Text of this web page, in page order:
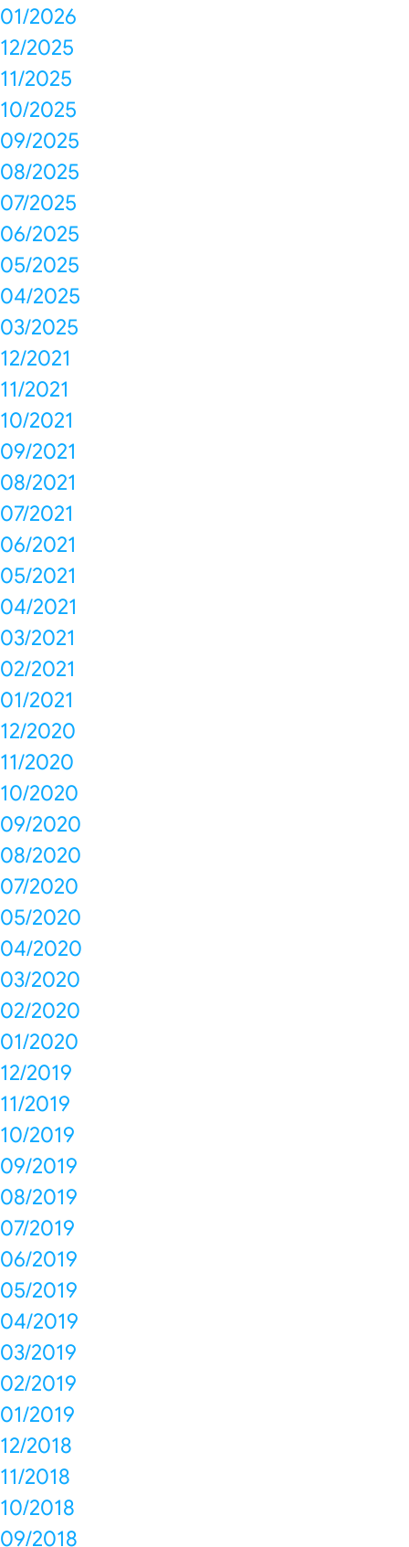
01/2026
12/2025
11/2025
10/2025
09/2025
08/2025
07/2025
06/2025
05/2025
04/2025
03/2025
12/2021
11/2021
10/2021
09/2021
08/2021
07/2021
06/2021
05/2021
04/2021
03/2021
02/2021
01/2021
12/2020
11/2020
10/2020
09/2020
08/2020
07/2020
05/2020
04/2020
03/2020
02/2020
01/2020
12/2019
11/2019
10/2019
09/2019
08/2019
07/2019
06/2019
05/2019
04/2019
03/2019
02/2019
01/2019
12/2018
11/2018
10/2018
09/2018